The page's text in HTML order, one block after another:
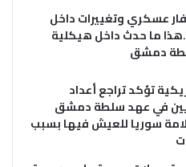
عسكري وتغييرات داخل
ما حدث داخل هيكلية
دمشق
تؤكد تراجع أعداد
في عهد سلطة دمشق
سوريا للعيش فيها بسبب